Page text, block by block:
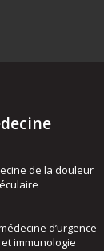
de la douleur
d’urgence
immunologie